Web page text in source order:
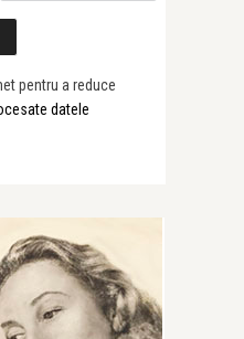
pentru a reduce
datele